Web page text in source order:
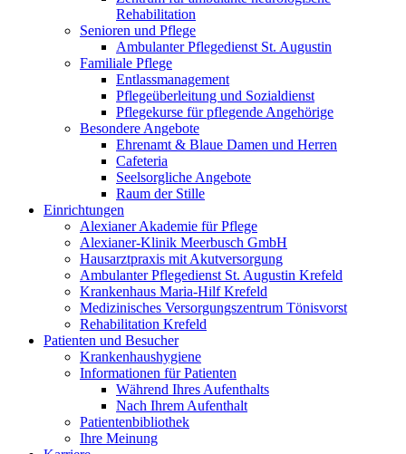
Rehabilitation
Senioren und Pflege
Ambulanter Pflegedienst St. Augustin
Familiale Pflege
Entlassmanagement
Pflegeüberleitung und Sozialdienst
Pflegekurse für pflegende Angehörige
Besondere Angebote
Ehrenamt & Blaue Damen und Herren
Cafeteria
Seelsorgliche Angebote
Raum der Stille
Einrichtungen
Alexianer Akademie für Pflege
Alexianer-Klinik Meerbusch GmbH
Hausarztpraxis mit Akutversorgung
Ambulanter Pflegedienst St. Augustin Krefeld
Krankenhaus Maria-Hilf Krefeld
Medizinisches Versorgungszentrum Tönisvorst
Rehabilitation Krefeld
Patienten und Besucher
Krankenhaushygiene
Informationen für Patienten
Während Ihres Aufenthalts
Nach Ihrem Aufenthalt
Patientenbibliothek
Ihre Meinung